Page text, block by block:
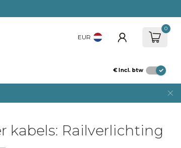
EUR
0
€ Incl. btw
kabels: Railverlichting